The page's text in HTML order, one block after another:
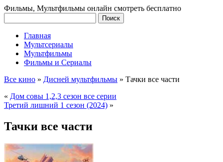
Фильмы, Мультфильмы онлайн смотреть бесплатно
Главная
Мультсериалы
Мультфильмы
Фильмы и Сериалы
Все кино » Дисней мультфильмы » Тачки все части
« Дом совы 1,2,3 сезон все серии
Третий лишний 1 сезон (2024) »
Тачки все части